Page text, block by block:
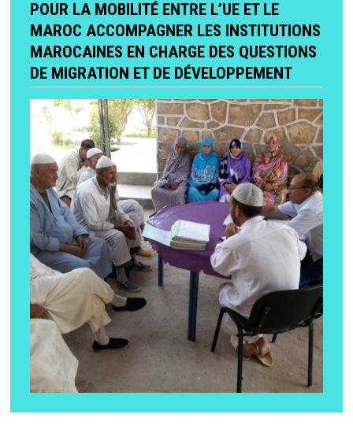
POUR LA MOBILITÉ ENTRE L’UE ET LE
MAROC ACCOMPAGNER LES INSTITUTIONS
MAROCAINES EN CHARGE DES QUESTIONS
DE MIGRATION ET DE DÉVELOPPEMENT